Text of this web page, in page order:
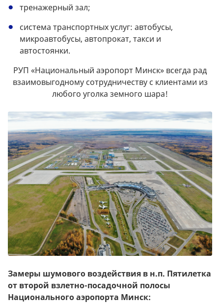
тренажерный зал;
система транспортных услуг: автобусы,
микроавтобусы, автопрокат, такси и
автостоянки.
РУП «Национальный аэропорт Минск» всегда рад
взаимовыгодному сотрудничеству с клиентами из
любого уголка земного шара!
Замеры шумового воздействия в н.п. Пятилетка
от второй взлетно-посадочной полосы
Национального аэропорта Минск: